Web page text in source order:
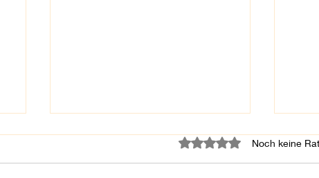
Mit 0 von 5 Sternen
Noch keine